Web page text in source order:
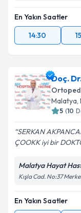
En Yakın Saatler
14:30
Doç.
Malatya,
5 (10
SERKAN
ÇOOKK iyi bir
Malatya Hayat
Kışla Cad. No:37
En Yakın Saatler